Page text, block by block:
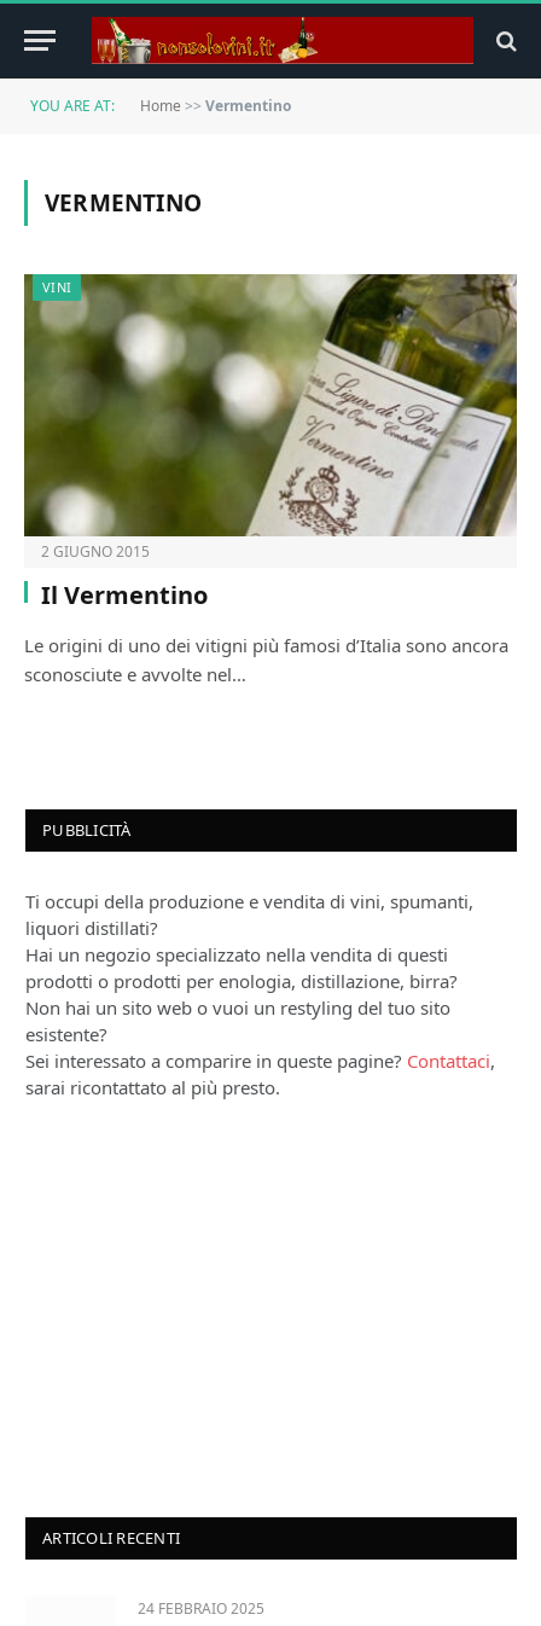
YOU ARE AT: Home >> Vermentino
VERMENTINO
VINI
2 GIUGNO 2015
Il Vermentino
Le origini di uno dei vitigni più famosi d’Italia sono ancora
sconosciute e avvolte nel…
PUBBLICITÀ
Ti occupi della produzione e vendita di vini, spumanti,
liquori distillati?
Hai un negozio specializzato nella vendita di questi
prodotti o prodotti per enologia, distillazione, birra?
Non hai un sito web o vuoi un restyling del tuo sito
esistente?
Sei interessato a comparire in queste pagine? Contattaci,
sarai ricontattato al più presto.
ARTICOLI RECENTI
24 FEBBRAIO 2025